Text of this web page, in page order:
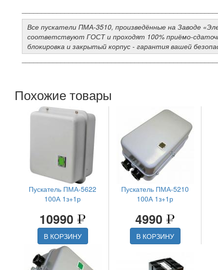
Все пускатели ПМА-3510, произведённые на Заводе
соответствуют ГОСТ и проходят 100% приёмо-
блокировка и закрытый корпус - гарантия вашей
Похожие товары
Пускатель ПМА-5622
100А 1з+1р
10990
В КОРЗИНУ
Пускатель ПМА-5210
100А 1з+1р
4990
В КОРЗИНУ